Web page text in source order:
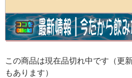
この商品は現在品切れ中です（更
もあります）